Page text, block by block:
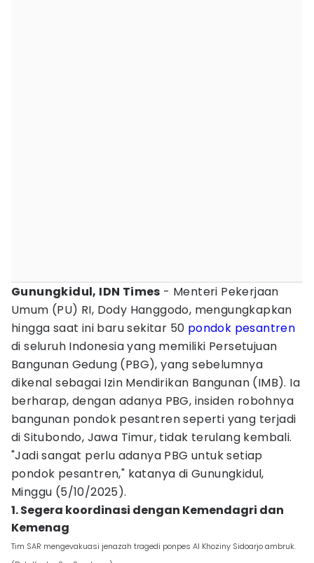
‎Gunungkidul, IDN Times - Menteri Pekerjaan
Umum (PU) RI, Dody Hanggodo, mengungkapkan
hingga saat ini baru sekitar 50 pondok pesantren
di seluruh Indonesia yang memiliki Persetujuan
Bangunan Gedung (PBG), yang sebelumnya
dikenal sebagai Izin Mendirikan Bangunan (IMB). Ia
berharap, dengan adanya PBG, insiden robohnya
bangunan pondok pesantren seperti yang terjadi
di Situbondo, Jawa Timur, tidak terulang kembali.
"Jadi sangat perlu adanya PBG untuk setiap
pondok pesantren," katanya di Gunungkidul,
Minggu (5/10/2025).
‎1. Segera koordinasi dengan Kemendagri dan
Kemenag
Tim SAR mengevakuasi jenazah tragedi ponpes Al Khoziny Sidoarjo ambruk.